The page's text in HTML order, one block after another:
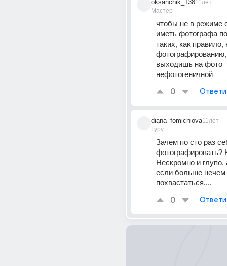
oksanchik_138
Мастер
11лет
чтобы не в режиме
иметь фотографа
таких, как правило,
выходишь на фото
нефотогеничной
0
diana_fomichiova
Гуру
11лет
Зачем по сто раз
фотографировать?
Нескромно и глупо,
если больше нечем
похвастаться....
0